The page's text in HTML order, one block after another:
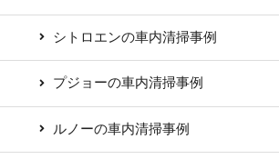
シトロエンの車内清掃事例
プジョーの車内清掃事例
ルノーの車内清掃事例